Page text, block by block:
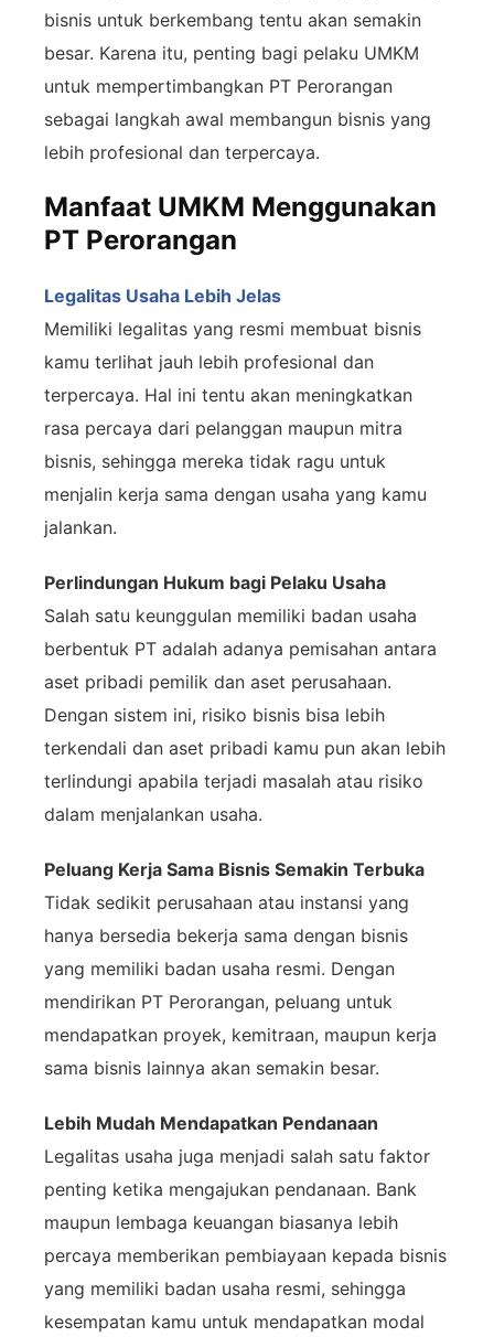
bisnis untuk berkembang tentu akan semakin
besar. Karena itu, penting bagi pelaku UMKM
untuk mempertimbangkan PT Perorangan
sebagai langkah awal membangun bisnis yang
lebih profesional dan terpercaya.
Manfaat UMKM Menggunakan
PT Perorangan
Legalitas Usaha Lebih Jelas
Memiliki legalitas yang resmi membuat bisnis
kamu terlihat jauh lebih profesional dan
terpercaya. Hal ini tentu akan meningkatkan
rasa percaya dari pelanggan maupun mitra
bisnis, sehingga mereka tidak ragu untuk
menjalin kerja sama dengan usaha yang kamu
jalankan.
Perlindungan Hukum bagi Pelaku Usaha
Salah satu keunggulan memiliki badan usaha
berbentuk PT adalah adanya pemisahan antara
aset pribadi pemilik dan aset perusahaan.
Dengan sistem ini, risiko bisnis bisa lebih
terkendali dan aset pribadi kamu pun akan lebih
terlindungi apabila terjadi masalah atau risiko
dalam menjalankan usaha.
Peluang Kerja Sama Bisnis Semakin Terbuka
Tidak sedikit perusahaan atau instansi yang
hanya bersedia bekerja sama dengan bisnis
yang memiliki badan usaha resmi. Dengan
mendirikan PT Perorangan, peluang untuk
mendapatkan proyek, kemitraan, maupun kerja
sama bisnis lainnya akan semakin besar.
Lebih Mudah Mendapatkan Pendanaan
Legalitas usaha juga menjadi salah satu faktor
penting ketika mengajukan pendanaan. Bank
maupun lembaga keuangan biasanya lebih
percaya memberikan pembiayaan kepada bisnis
yang memiliki badan usaha resmi, sehingga
kesempatan kamu untuk mendapatkan modal